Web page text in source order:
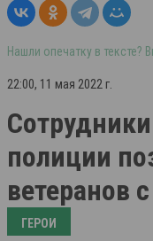
Нашли опечатку в тексте?
22:00, 11 мая 2022 г.
полиции
ветеранов
ГЕРОИ